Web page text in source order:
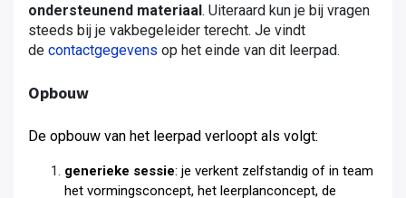
ondersteunend materiaal. Uiteraard kun je bij vragen
steeds bij je vakbegeleider terecht. Je vindt
de contactgegevens op het einde van dit leerpad.
Opbouw
De opbouw van het leerpad verloopt als volgt:
generieke sessie: je verkent zelfstandig of in team
het vormingsconcept, het leerplanconcept, de